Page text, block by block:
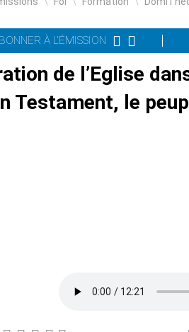
À L'ÉMISSION
de l’Eglise
Testament, le